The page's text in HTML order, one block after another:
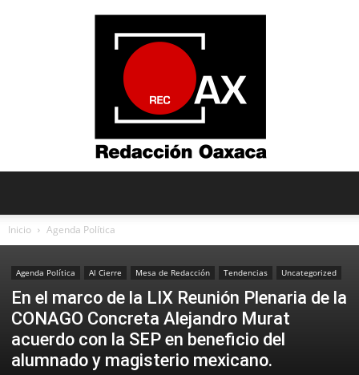
Oaxaca
Inicio Agenda Política
Agenda Política Al Cierre Mesa de Redacción Tendencias Uncategorized
En el marco de la LIX Reunión Plenaria de la
CONAGO Concreta Alejandro Murat
acuerdo con la SEP en beneficio del
alumnado y magisterio mexicano.